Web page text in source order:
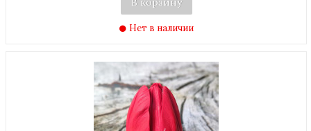
Нет в наличии